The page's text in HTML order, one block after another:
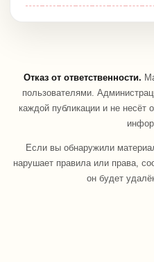
Отказ от ответственности.
пользователями.
каждой публикации и не несёт
Если вы обнаружили
нарушает правила или права,
он будет